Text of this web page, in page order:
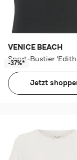
VENICE BEACH
-37%*
Jetzt